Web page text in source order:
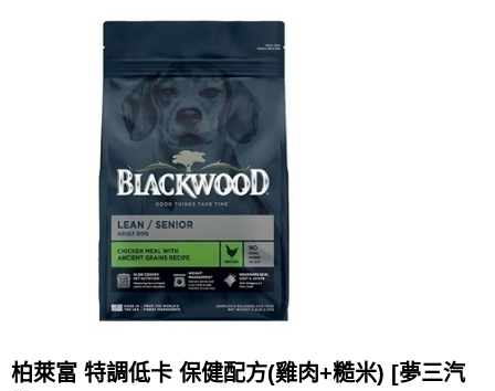
柏萊富 特調低卡 保健配方(雞肉+糙米) [夢三汽